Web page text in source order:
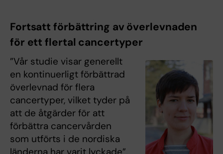
Fortsatt förbättring av överlevnaden
för ett flertal cancertyper
”Vår studie visar generellt
en kontinuerligt förbättrad
överlevnad för flera
cancertyper, vilket tyder på
att de åtgärder för att
förbättra cancervården
som utförts i de nordiska